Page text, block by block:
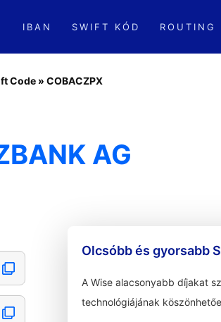
IBAN SWIFT KÓD ROUTING
Code » COBACZPX
AG
Olcsóbb és gyorsabb
A Wise alacsonyabb díjakat
technológiájának